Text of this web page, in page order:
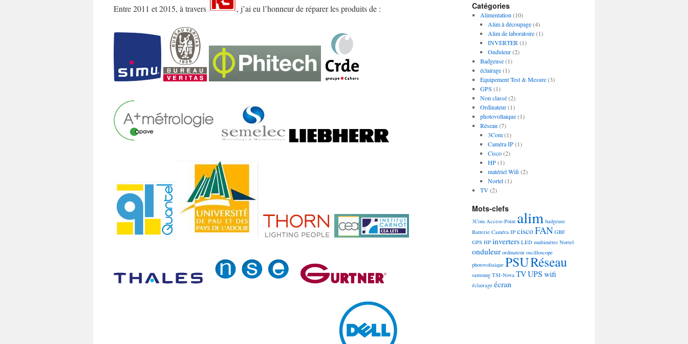
Entre 2011 et 2015, à travers , j’ai eu l’honneur de réparer les produits de : Catégories
Alimentation (10)
Alim à découpage(4)
Alim de laboratoire(1)
INVERTER (1)
Onduleur(2)
Badgeuse(1)
éclairage(1)
Equipement Test & Mesure(3)
GPS (1)
Non classé(2)
Ordinateur(1)
photovoltaique(1)
Réseau (7)
3Com(1)
Caméra IP(1)
Cisco(2)
HP(1)
matériel Wifi (2)
Nortel(1)
TV(2)
Mots-clefs
3Com Access-Point alim badgeuse
Batterie Caméra IP ciscoFAN GBF
GPS HP inverters LED multimètre Nortel
onduleur ordinateur oscilloscope
photovoltaique PSURéseau
samsung TSI-Nova TVUPS wifi
éclairage écran